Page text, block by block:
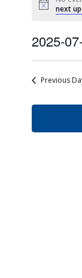
Noticenext
2025-
Previous